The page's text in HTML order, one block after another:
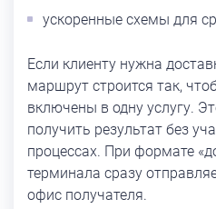
ускоренные схемы для
Если клиенту нужна
маршрут строится так,
включены в одну услугу.
получить результат без
процессах. При формате
терминала сразу
офис получателя.